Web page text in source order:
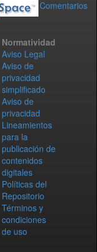
Comentarios
Normatividad
Aviso Legal
Aviso de
privacidad
simplificado
Aviso de
privacidad
Lineamientos
para la
publicación de
contenidos
digitales
Políticas del
Repositorio
Términos y
condiciones
de uso